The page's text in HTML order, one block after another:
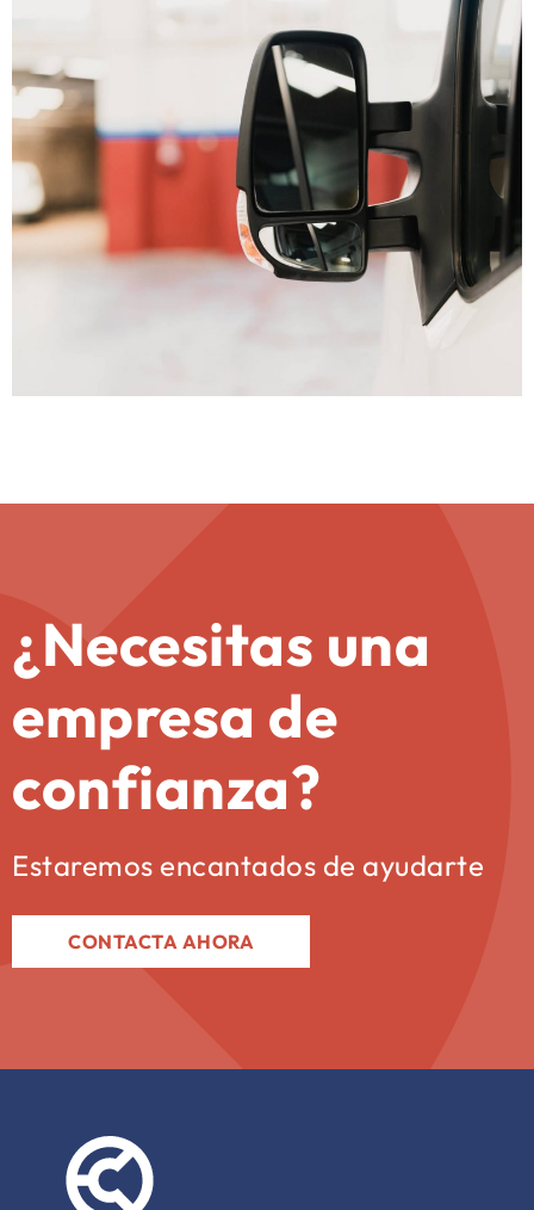
¿Necesitas una
empresa de
confianza?
Estaremos encantados de ayudarte
CONTACTA AHORA